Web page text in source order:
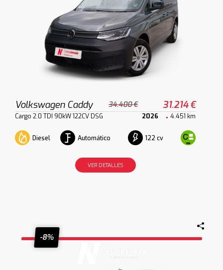
Volkswagen Caddy 34.400 € 31.214 €
Cargo 2.0 TDI 90kW 122CV DSG 2026 4.451 km
Diesel Automático 122 cv
VER DETALLES
-8%